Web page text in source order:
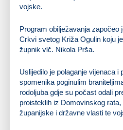
vojske.
Program obilježavanja započeo
Crkvi svetog Križa Ogulin koju
župnik vlč. Nikola Prša.
Uslijedilo je polaganje vijenaca i
spomenika poginulim
rodoljuba gdje su počast odali
proisteklih iz Domovinskog
županijske i državne vlasti te